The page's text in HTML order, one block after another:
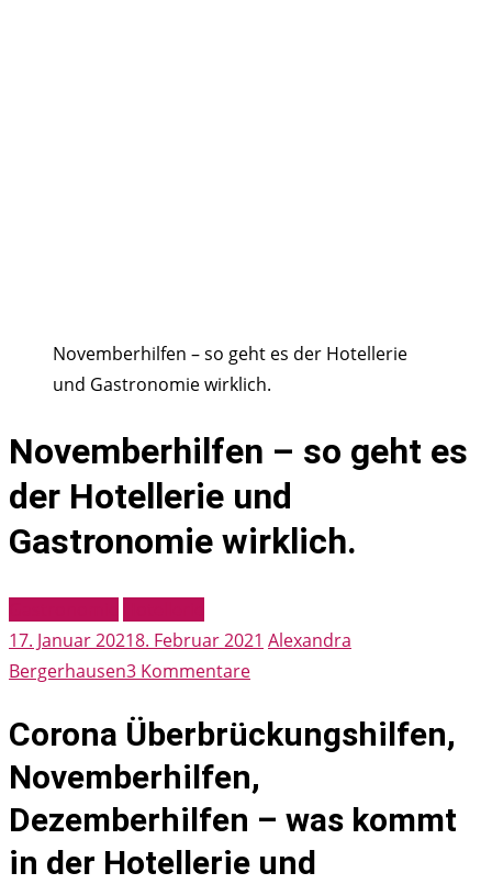
Novemberhilfen – so geht es der Hotellerie
und Gastronomie wirklich.
Novemberhilfen – so geht es
der Hotellerie und
Gastronomie wirklich.
17. Januar 20218. Februar 2021 Alexandra
Bergerhausen3 Kommentarezu
–
geht
es
der
Corona Überbrückungshilfen,
Novemberhilfen,
Dezemberhilfen – was kommt
in der Hotellerie und